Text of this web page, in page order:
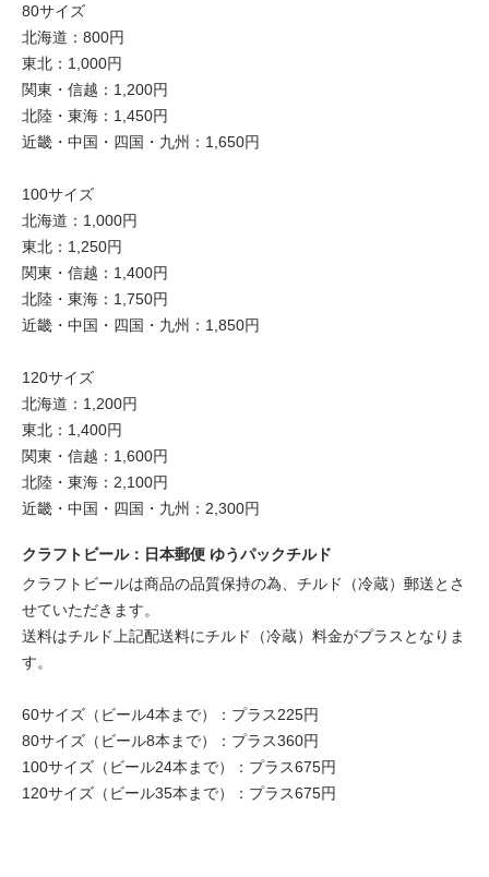
80サイズ
北海道：800円
東北：1,000円
関東・信越：1,200円
北陸・東海：1,450円
近畿・中国・四国・九州：1,650円
100サイズ
北海道：1,000円
東北：1,250円
関東・信越：1,400円
北陸・東海：1,750円
近畿・中国・四国・九州：1,850円
120サイズ
北海道：1,200円
東北：1,400円
関東・信越：1,600円
北陸・東海：2,100円
近畿・中国・四国・九州：2,300円
クラフトビール：日本郵便 ゆうパックチルド
クラフトビールは商品の品質保持の為、チルド（冷蔵）郵送とさ
せていただきます。
送料はチルド上記配送料にチルド（冷蔵）料金がプラスとなりま
す。
60サイズ（ビール4本まで）：プラス225円
80サイズ（ビール8本まで）：プラス360円
100サイズ（ビール24本まで）：プラス675円
120サイズ（ビール35本まで）：プラス675円